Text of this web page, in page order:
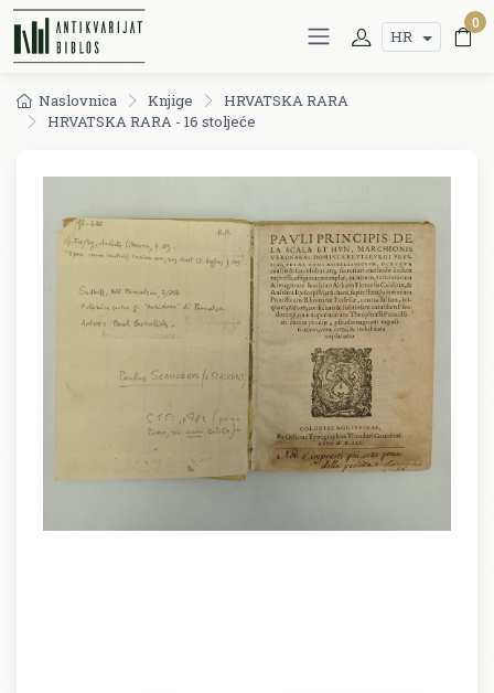
HR
0
Naslovnica Knjige
HRVATSKA RARA
HRVATSKA RARA - 16 stoljeće